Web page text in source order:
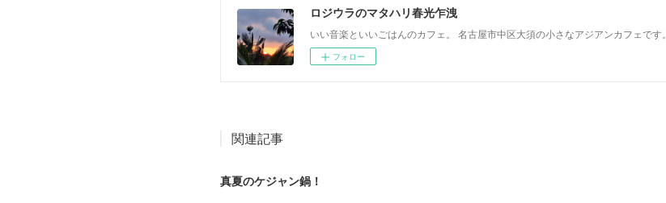
ロジウラのマタハリ春光乍洩
いい音楽といいごはんのカフェ。 名古屋市中区大須の小さなアジアンカフェです。
フォロー
関連記事
真夏のケジャン鍋！